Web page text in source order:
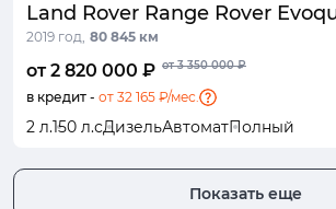
Land Rover Range Rover
2019 год, 80 845 км
от 2 820 000 ₽ от 3 350 000 ₽
в кредит - от 32 165 ₽/мес.
2 л.150 л.сДизельАвтоматПолный
Показать еще